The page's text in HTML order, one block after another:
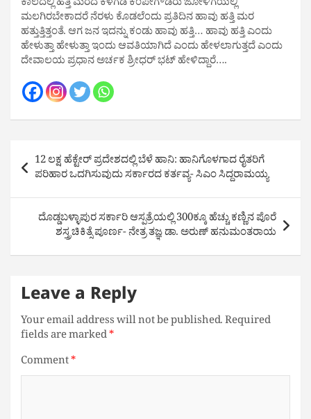
ಕಾಲದಲ್ಲಿ ಹತ್ತಿ ಮರದ‌ ಕೆಳಗಡೆ ಕೆಂಪೇಗೌಡರು ಜೋಳಿಗೆಯಲ್ಲಿ
ಮಲಗಿರಬೇಕಾದರೆ ನೆರಳು ಕೊಡಲೆಂದು ಪ್ರತಿದಿನ ಹಾವು ಹತ್ತಿ ಮರ
ಹತ್ತುತ್ತಿತ್ತಂತೆ. ಆಗ ಜನ ಇದನ್ನು ಕಂಡು ಹಾವು ಹತ್ತಿ… ಹಾವು ಹತ್ತಿ ಎಂದು
ಹೇಳುತ್ತಾ ಹೇಳುತ್ತಾ ಇಂದು ಆವತಿ‌ಯಾಗಿದೆ ಎಂದು ಹೇಳಲಾಗುತ್ತದೆ ಎಂದು
ದೇವಾಲಯ ಪ್ರಧಾನ ಅರ್ಚಕ ಶ್ರೀಧರ್ ಭಟ್ ಹೇಳಿದ್ದಾರೆ….
Post
navigation
12 ಲಕ್ಷ ಹೆಕ್ಟೇರ್ ಪ್ರದೇಶದಲ್ಲಿ ಬೆಳೆ ಹಾನಿ: ಹಾನಿಗೊಳಗಾದ ರೈತರಿಗೆ
ಪರಿಹಾರ ಒದಗಿಸುವುದು ಸರ್ಕಾರದ ಕರ್ತವ್ಯ- ಸಿಎಂ ಸಿದ್ದರಾಮಯ್ಯ
ದೊಡ್ಡಬಳ್ಳಾಪುರ ಸರ್ಕಾರಿ ಆಸ್ಪತ್ರೆಯಲ್ಲಿ 300ಕ್ಕೂ ಹೆಚ್ಚು ಕಣ್ಣಿನ ಪೊರೆ
ಶಸ್ತ್ರಚಿಕಿತ್ಸೆ ಪೂರ್ಣ- ನೇತ್ರ ತಜ್ಞ ಡಾ. ಅರುಣ್ ಹನುಮಂತರಾಯ
Leave a Reply
Your email address will not be published.Required
fields are marked*
Comment*